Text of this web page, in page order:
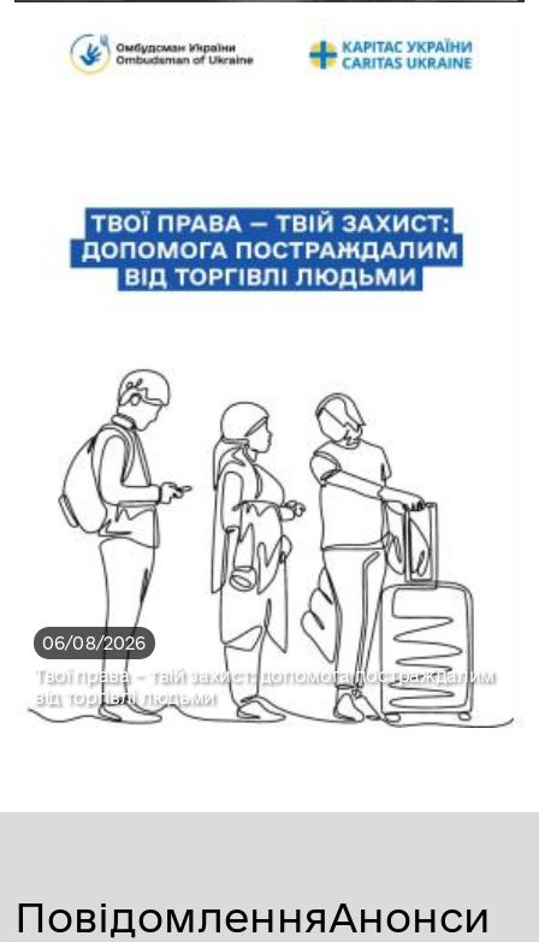
06/08/2026
Твої права – твій захист: допомога постраждалим
від торгівлі людьми
ПовідомленняАнонси